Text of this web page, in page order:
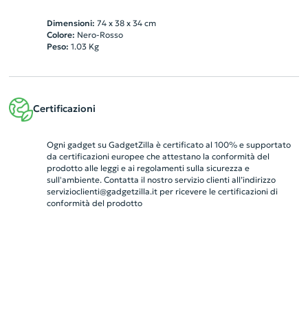
Dimensioni: 74 x 38 x 34 cm
Colore: Nero-Rosso
Peso: 1.03Kg
Certificazioni
Ogni gadget su GadgetZilla è certificato al 100% e supportato
da certificazioni europee che attestano la conformità del
prodotto alle leggi e ai regolamenti sulla sicurezza e
sull'ambiente. Contatta il nostro servizio clienti all’indirizzo
servizioclienti@gadgetzilla.itper ricevere le certificazioni di
conformità del prodotto